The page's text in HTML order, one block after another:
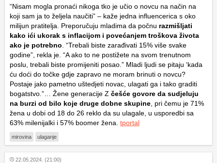
“Nisam mogla pronaći nikoga tko je učio o novcu na način na
koji sam ja to željela naučiti” – kaže jedna influencerica s oko
milijun pratitelja. Preporučuju mladima da počnu razmišljati
kako ići ukorak s inflacijom i povećanjem troškova života
ako je potrebno . “Trebali biste zarađivati ​​15% više svake
godine”, rekla je. “A ako to ne postižete na svom trenutnom
poslu, trebali biste promijeniti posao.” Mladi ljudi se pitaju ‘kada
ću doći do točke gdje zapravo ne moram brinuti o novcu?
Postaje jako pametno uštedjeti novac, ulagati ga i tako graditi
bogatstvo.”… Žene generacije Z češće govore da sudjeluju
na burzi od bilo koje druge dobne skupine , pri čemu je 71%
žena u dobi od 18 do 26 reklo da su ulagale, u usporedbi sa
63% milenijalki i 57% boomer žena. tportal
mirovina ulaganje
22.05.2024. (21:00)